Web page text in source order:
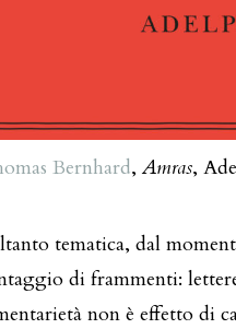
Bernhard, Amras,
tematica, dal
di frammenti:
non è effetto di